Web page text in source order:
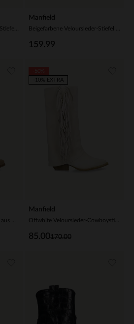
Manfield
159.99
Manfield
170.00
85.00
-10% EXTRA